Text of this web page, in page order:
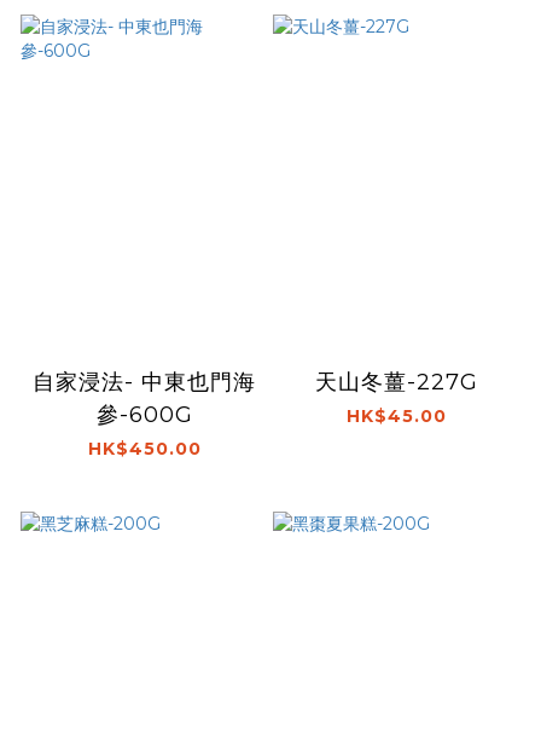
自家浸法- 中東也門海
參-600G
HK$450.00
天山冬薑-227G
HK$45.00